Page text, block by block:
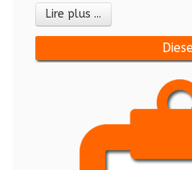
Lire plus ...